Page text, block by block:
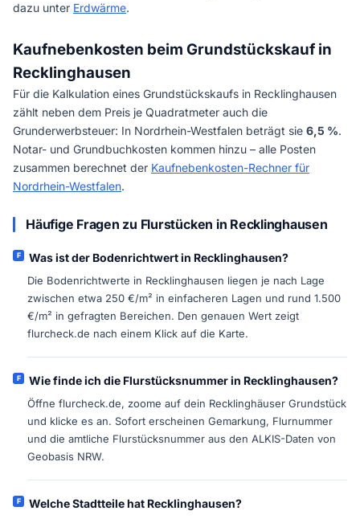
dazu unter Erdwärme.
Kaufnebenkosten beim Grundstückskauf in
Recklinghausen
Für die Kalkulation eines Grundstückskaufs in Recklinghausen
zählt neben dem Preis je Quadratmeter auch die
Grunderwerbsteuer: In Nordrhein-Westfalen beträgt sie 6,5 %.
Notar- und Grundbuchkosten kommen hinzu – alle Posten
zusammen berechnet der Kaufnebenkosten-Rechner für
Nordrhein-Westfalen.
Häufige Fragen zu Flurstücken in Recklinghausen
Was ist der Bodenrichtwert in Recklinghausen?
Die Bodenrichtwerte in Recklinghausen liegen je nach Lage
zwischen etwa 250 €/m² in einfacheren Lagen und rund 1.500
€/m² in gefragten Bereichen. Den genauen Wert zeigt
flurcheck.de nach einem Klick auf die Karte.
Wie finde ich die Flurstücksnummer in Recklinghausen?
Öffne flurcheck.de, zoome auf dein Recklinghäuser Grundstück
und klicke es an. Sofort erscheinen Gemarkung, Flurnummer
und die amtliche Flurstücksnummer aus den ALKIS-Daten von
Geobasis NRW.
Welche Stadtteile hat Recklinghausen?